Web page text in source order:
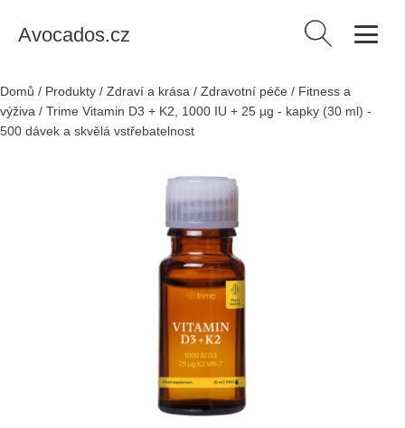
Avocados.cz Vyhledávání
Domů / Produkty / Zdraví a krása / Zdravotní péče / Fitness a
výživa / Trime Vitamin D3 + K2, 1000 IU + 25 µg - kapky (30 ml) -
500 dávek a skvělá vstřebatelnost